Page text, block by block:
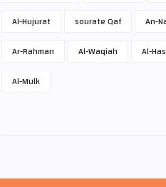
Al-Hujurat
sourate Qaf
An-
Ar-Rahman
Al-Waqiah
Al-
Al-Mulk